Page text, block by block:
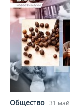
Общество 31